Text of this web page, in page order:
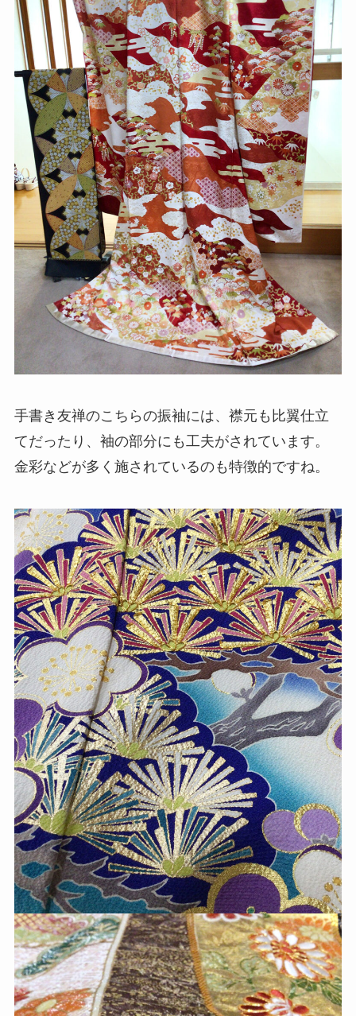
手書き友禅のこちらの振袖には、襟元も比翼仕立
てだったり、袖の部分にも工夫がされています。
金彩などが多く施されているのも特徴的ですね。